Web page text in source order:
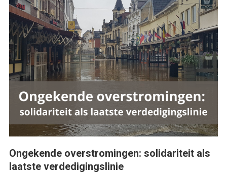
Ongekende overstromingen: solidariteit als
laatste verdedigingslinie